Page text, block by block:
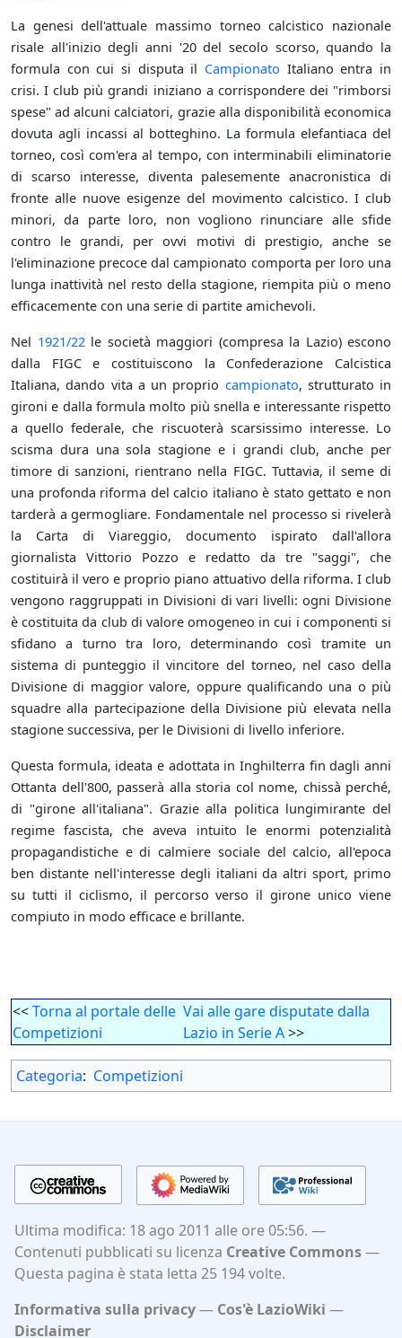
La genesi dell'attuale massimo torneo calcistico nazionale
risale all'inizio degli anni '20 del secolo scorso, quando la
formula con cui si disputa il Campionato Italiano entra in
crisi. I club più grandi iniziano a corrispondere dei "rimborsi
spese" ad alcuni calciatori, grazie alla disponibilità economica
dovuta agli incassi al botteghino. La formula elefantiaca del
torneo, così com'era al tempo, con interminabili eliminatorie
di scarso interesse, diventa palesemente anacronistica di
fronte alle nuove esigenze del movimento calcistico. I club
minori, da parte loro, non vogliono rinunciare alle sfide
contro le grandi, per ovvi motivi di prestigio, anche se
l'eliminazione precoce dal campionato comporta per loro una
lunga inattività nel resto della stagione, riempita più o meno
efficacemente con una serie di partite amichevoli.
Nel 1921/22le società maggiori (compresa la Lazio) escono
dalla FIGC e costituiscono la Confederazione Calcistica
Italiana, dando vita a un proprio campionato, strutturato in
gironi e dalla formula molto più snella e interessante rispetto
a quello federale, che riscuoterà scarsissimo interesse. Lo
scisma dura una sola stagione e i grandi club, anche per
timore di sanzioni, rientrano nella FIGC. Tuttavia, il seme di
una profonda riforma del calcio italiano è stato gettato e non
tarderà a germogliare. Fondamentale nel processo si rivelerà
la Carta di Viareggio, documento ispirato dall'allora
giornalista Vittorio Pozzo e redatto da tre "saggi", che
costituirà il vero e proprio piano attuativo della riforma. I club
vengono raggruppati in Divisioni di vari livelli: ogni Divisione
è costituita da club di valore omogeneo in cui i componenti si
sfidano a turno tra loro, determinando così tramite un
sistema di punteggio il vincitore del torneo, nel caso della
Divisione di maggior valore, oppure qualificando una o più
squadre alla partecipazione della Divisione più elevata nella
stagione successiva, per le Divisioni di livello inferiore.
Questa formula, ideata e adottata in Inghilterra fin dagli anni
Ottanta dell'800, passerà alla storia col nome, chissà perché,
di "girone all'italiana". Grazie alla politica lungimirante del
regime fascista, che aveva intuito le enormi potenzialità
propagandistiche e di calmiere sociale del calcio, all'epoca
ben distante nell'interesse degli italiani da altri sport, primo
su tutti il ciclismo, il percorso verso il girone unico viene
compiuto in modo efficace e brillante.
<<Torna al portale delle
Competizioni
Vai alle gare disputate dalla
Lazio in Serie A>>
Categoria: Competizioni
Ultima modifica: 18 ago 2011 alle ore 05:56.
Contenuti pubblicati su licenza Creative Commons
Questa pagina è stata letta 25 194 volte.
Informativa sulla privacy
Cos'è LazioWiki
Disclaimer